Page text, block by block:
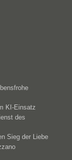
KI-Einsatz
des
Sieg der Liebe